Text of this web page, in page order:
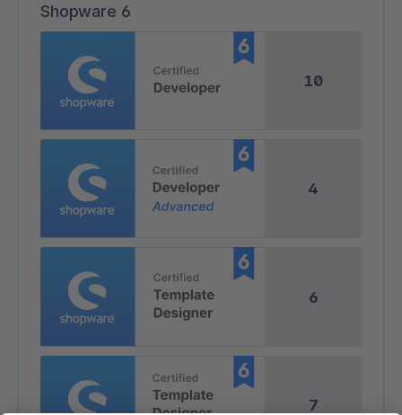
Shopware 6
10
4
6
7